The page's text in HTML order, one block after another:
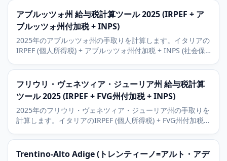
アブルッツォ州 給与税計算ツール 2025 (IRPEF + ア
ブルッツォ州付加税 + INPS)
2025年のアブルッツォ州の手取りを計算します。イタリアの
IRPEF (個人所得税) + アブルッツォ州付加税 + INPS (社会保
脈の文脈も解説。
フリウリ・ヴェネツィア・ジューリア州 給与税計算
ツール 2025 (IRPEF + FVG州付加税 + INPS)
2025年のフリウリ・ヴェネツィア・ジューリア州の手取りを
計算します。イタリアのIRPEF (個人所得税) + FVG州付加税
ポルデノーネの文脈も解説。
Trentino-Alto Adige (トレンティーノ=アルト・アデ